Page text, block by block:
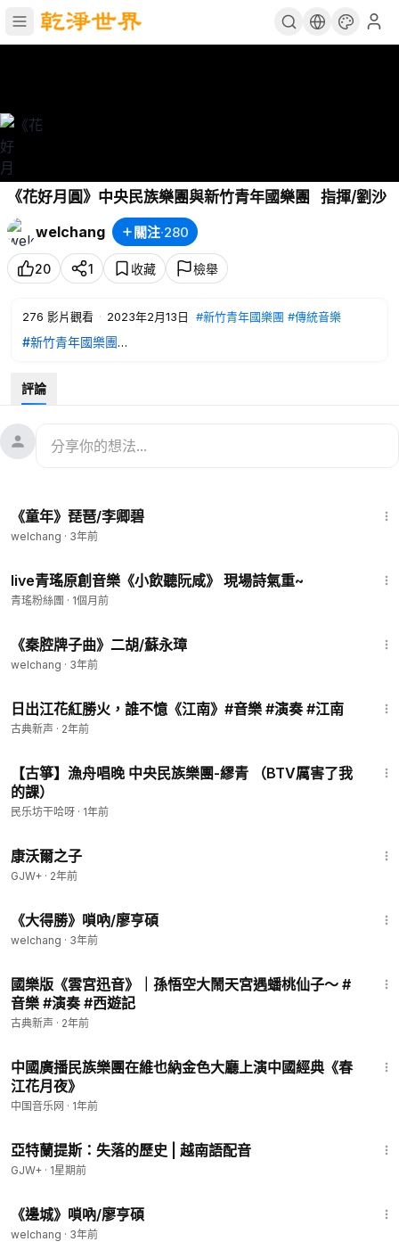
《花好月圓》中央民族樂團與新竹青年國樂團 指揮/劉沙
welchang
關注·280
20 1 收藏 檢舉
276 影片觀看 · 2023年2月13日 #新竹青年國樂團 #傳統音樂
#新竹青年國樂團
劉沙
評論
《童年》琵琶/李卿碧
welchang · 3年前
live青瑤原創音樂《小飲聽阮咸》 現場詩氣重~
青瑤粉絲團 · 1個月前
《秦腔牌子曲》二胡/蘇永璋
welchang · 3年前
日出江花紅勝火，誰不憶《江南》#音樂 #演奏 #江南
古典新声 · 2年前
【古箏】漁舟唱晚 中央民族樂團-繆青 （BTV厲害了我
的課）
民乐坊干哈呀 · 1年前
康沃爾之子
GJW+ · 2年前
《大得勝》嗩吶/廖亨碩
welchang · 3年前
國樂版《雲宮迅音》｜孫悟空大鬧天宮遇蟠桃仙子～ #
音樂 #演奏 #西遊記
古典新声 · 2年前
中國廣播民族樂團在維也納金色大廳上演中國經典《春
江花月夜》
中国音乐网 · 1年前
亞特蘭提斯：失落的歷史 | 越南語配音
GJW+ · 1星期前
《邊城》嗩吶/廖亨碩
welchang · 3年前